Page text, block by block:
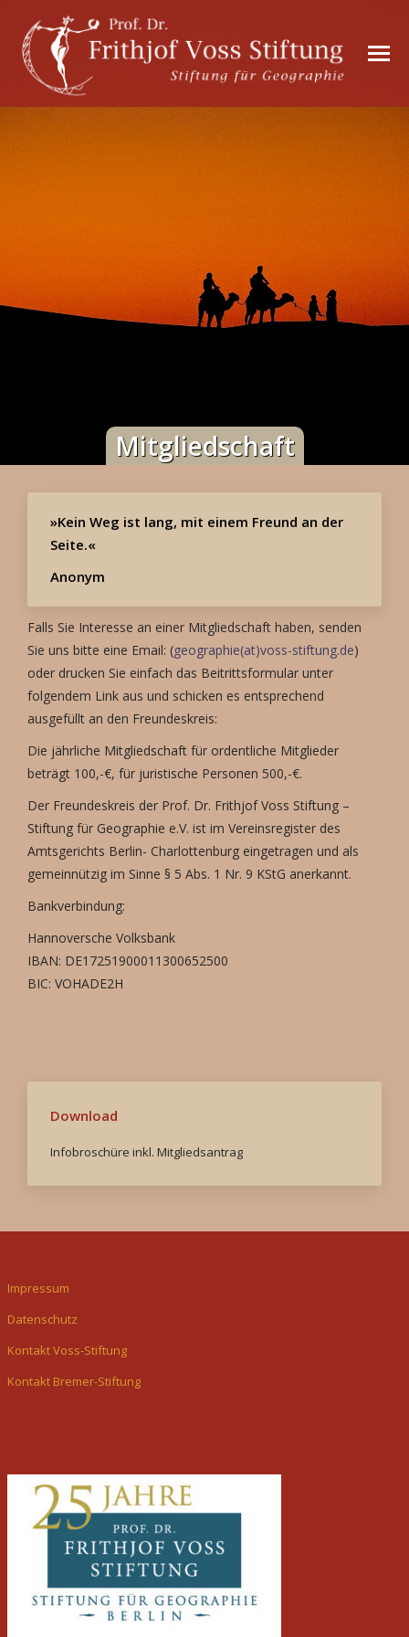
Mitgliedschaft
»Kein Weg ist lang, mit einem Freund an der
Seite.«
Anonym
Falls Sie Interesse an einer Mitgliedschaft haben, senden
Sie uns bitte eine Email: (geographie(at)voss-stiftung.de)
oder drucken Sie einfach das Beitrittsformular unter
folgendem Link aus und schicken es entsprechend
ausgefüllt an den Freundeskreis:
Die jährliche Mitgliedschaft für ordentliche Mitglieder
beträgt 100,-€, für juristische Personen 500,-€.
Der Freundeskreis der Prof. Dr. Frithjof Voss Stiftung –
Stiftung für Geographie e.V. ist im Vereinsregister des
Amtsgerichts Berlin- Charlottenburg eingetragen und als
gemeinnützig im Sinne § 5 Abs. 1 Nr. 9 KStG anerkannt.
Bankverbindung:
Hannoversche Volksbank
IBAN: DE17251900011300652500
BIC: VOHADE2H
Download
Infobroschüre inkl. Mitgliedsantrag
Impressum
Datenschutz
Kontakt Voss-Stiftung
Kontakt Bremer-Stiftung